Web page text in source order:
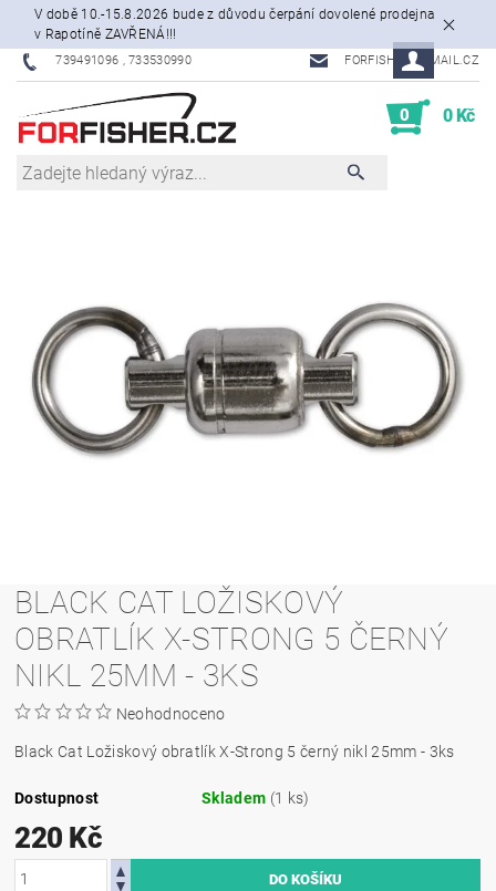
V době 10.-15.8.2026 bude z důvodu čerpání dovolené prodejna
v Rapotíně ZAVŘENÁ!!!
739491096 , 733530990 FORFISHER@EMAIL.CZ
0 0 Kč
BLACK CAT LOŽISKOVÝ
OBRATLÍK X-STRONG 5 ČERNÝ
NIKL 25MM - 3KS
Neohodnoceno
Black Cat Ložiskový obratlík X-Strong 5 černý nikl 25mm - 3ks
Dostupnost Skladem (1 ks)
220 Kč